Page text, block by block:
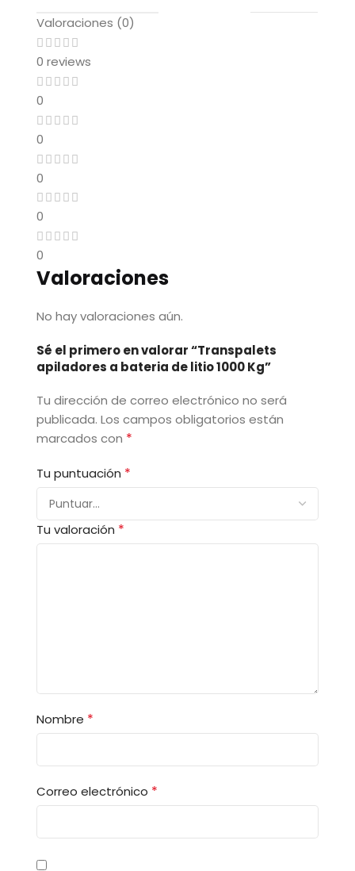
Valoraciones (0)
0 reviews
0
0
0
0
0
Valoraciones
No hay valoraciones aún.
Sé el primero en valorar “Transpalets
apiladores a bateria de litio 1000 Kg”
Tu dirección de correo electrónico no será
publicada. Los campos obligatorios están
marcados con *
Tu puntuación *
Tu valoración *
Nombre *
Correo electrónico *